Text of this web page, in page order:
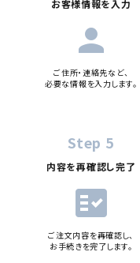
お客様情報を入力
person
ご住所・連絡先など、
必要な情報を入力します。
Step 5
内容を再確認し完了
fact_check
ご注文内容を再確認し、
お手続きを完了します。